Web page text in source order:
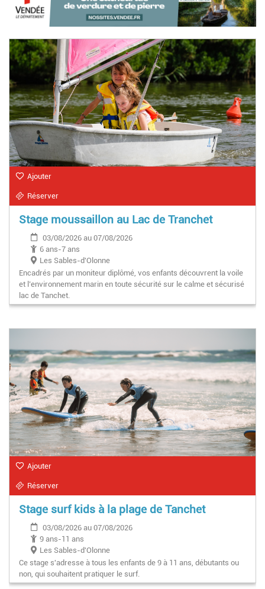
Ajouter
Réserver
Stage moussaillon au Lac de Tranchet
03/08/2026 au 07/08/2026
6 ans-7 ans
Les Sables-d'Olonne
Encadrés par un moniteur diplômé, vos enfants découvrent la voile
et l’environnement marin en toute sécurité sur le calme et sécurisé
lac de Tanchet.
Ajouter
Réserver
Stage surf kids à la plage de Tanchet
03/08/2026 au 07/08/2026
9 ans-11 ans
Les Sables-d'Olonne
Ce stage s'adresse à tous les enfants de 9 à 11 ans, débutants ou
non, qui souhaitent pratiquer le surf.